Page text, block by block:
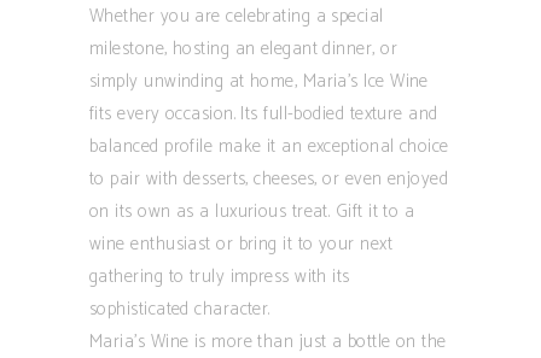
Whether you are celebrating a special
milestone, hosting an elegant dinner, or
simply unwinding at home, Maria’s Ice Wine
fits every occasion. Its full-bodied texture and
balanced profile make it an exceptional choice
to pair with desserts, cheeses, or even enjoyed
on its own as a luxurious treat. Gift it to a
wine enthusiast or bring it to your next
gathering to truly impress with its
sophisticated character.
Maria’s Wine is more than just a bottle on the